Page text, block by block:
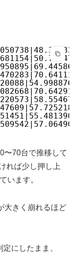
〜70台で推移して
れば少し押し上
います。
大きく崩れるほど
定にしたまま、